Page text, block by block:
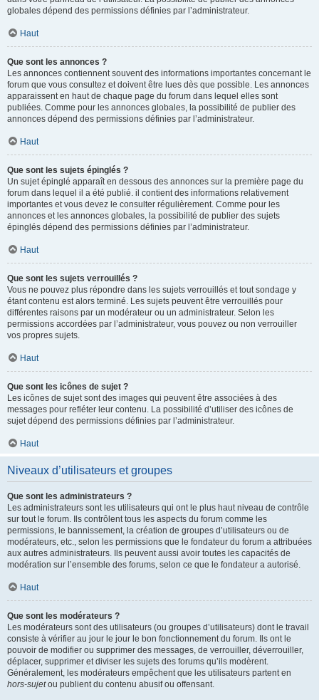
globales dépend des permissions définies par l’administrateur.
Haut
Que sont les annonces ?
Les annonces contiennent souvent des informations importantes concernant le
forum que vous consultez et doivent être lues dès que possible. Les annonces
apparaissent en haut de chaque page du forum dans lequel elles sont
publiées. Comme pour les annonces globales, la possibilité de publier des
annonces dépend des permissions définies par l’administrateur.
Haut
Que sont les sujets épinglés ?
Un sujet épinglé apparaît en dessous des annonces sur la première page du
forum dans lequel il a été publié. il contient des informations relativement
importantes et vous devez le consulter régulièrement. Comme pour les
annonces et les annonces globales, la possibilité de publier des sujets
épinglés dépend des permissions définies par l’administrateur.
Haut
Que sont les sujets verrouillés ?
Vous ne pouvez plus répondre dans les sujets verrouillés et tout sondage y
étant contenu est alors terminé. Les sujets peuvent être verrouillés pour
différentes raisons par un modérateur ou un administrateur. Selon les
permissions accordées par l’administrateur, vous pouvez ou non verrouiller
vos propres sujets.
Haut
Que sont les icônes de sujet ?
Les icônes de sujet sont des images qui peuvent être associées à des
messages pour refléter leur contenu. La possibilité d’utiliser des icônes de
sujet dépend des permissions définies par l’administrateur.
Haut
Niveaux d’utilisateurs et groupes
Que sont les administrateurs ?
Les administrateurs sont les utilisateurs qui ont le plus haut niveau de contrôle
sur tout le forum. Ils contrôlent tous les aspects du forum comme les
permissions, le bannissement, la création de groupes d’utilisateurs ou de
modérateurs, etc., selon les permissions que le fondateur du forum a attribuées
aux autres administrateurs. Ils peuvent aussi avoir toutes les capacités de
modération sur l’ensemble des forums, selon ce que le fondateur a autorisé.
Haut
Que sont les modérateurs ?
Les modérateurs sont des utilisateurs (ou groupes d’utilisateurs) dont le travail
consiste à vérifier au jour le jour le bon fonctionnement du forum. Ils ont le
pouvoir de modifier ou supprimer des messages, de verrouiller, déverrouiller,
déplacer, supprimer et diviser les sujets des forums qu’ils modèrent.
Généralement, les modérateurs empêchent que les utilisateurs partent en
hors-sujetou publient du contenu abusif ou offensant.